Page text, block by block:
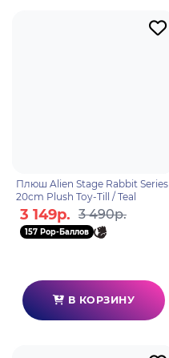
Плюш Alien Stage Rabbit Series
20cm Plush Toy-Till / Teal
3 149р. 3 490р.
157 Pop-Баллов
В КОРЗИНУ